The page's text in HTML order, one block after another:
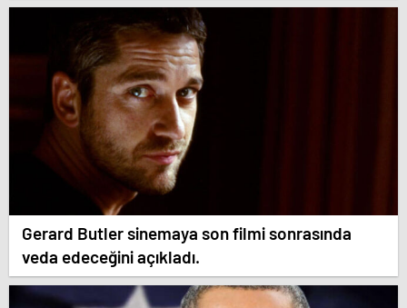
Gerard Butler sinemaya son filmi sonrasında
veda edeceğini açıkladı.